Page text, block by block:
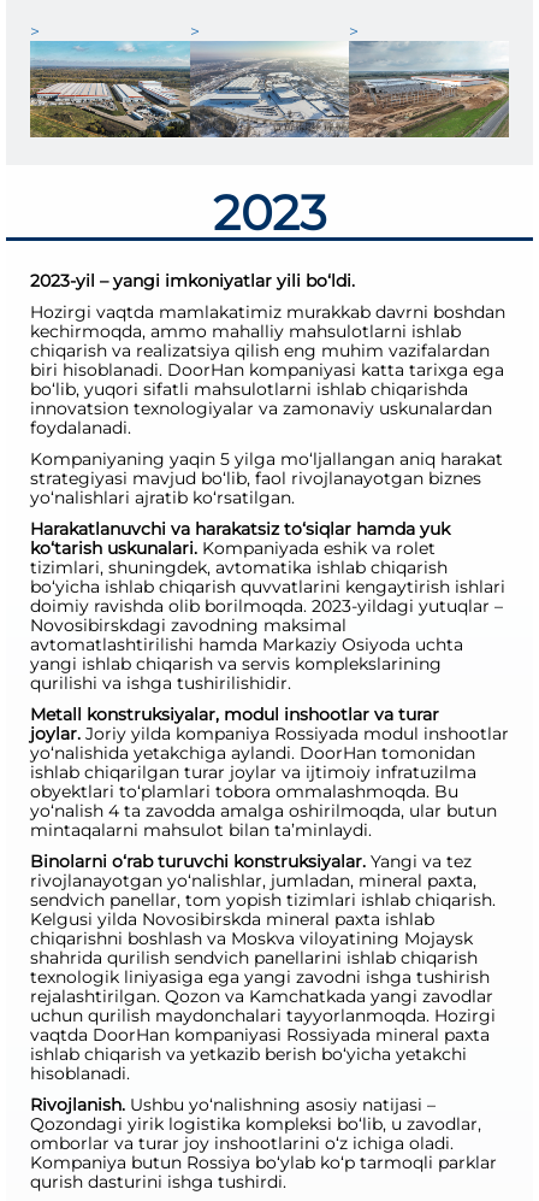
>
> >
2023
2023-yil – yangi imkoniyatlar yili bo‘ldi.
Hozirgi vaqtda mamlakatimiz murakkab davrni boshdan
kechirmoqda, ammo mahalliy mahsulotlarni ishlab
chiqarish va realizatsiya qilish eng muhim vazifalardan
biri hisoblanadi. DoorHan kompaniyasi katta tarixga ega
bo‘lib, yuqori sifatli mahsulotlarni ishlab chiqarishda
innovatsion texnologiyalar va zamonaviy uskunalardan
foydalanadi.
Kompaniyaning yaqin 5 yilga mo‘ljallangan aniq harakat
strategiyasi mavjud bo‘lib, faol rivojlanayotgan biznes
yo‘nalishlari ajratib ko‘rsatilgan.
Harakatlanuvchi va harakatsiz to‘siqlar hamda yuk
ko‘tarish uskunalari. Kompaniyada eshik va rolet
tizimlari, shuningdek, avtomatika ishlab chiqarish
bo‘yicha ishlab chiqarish quvvatlarini kengaytirish ishlari
doimiy ravishda olib borilmoqda. 2023-yildagi yutuqlar –
Novosibirskdagi zavodning maksimal
avtomatlashtirilishi hamda Markaziy Osiyoda uchta
yangi ishlab chiqarish va servis komplekslarining
qurilishi va ishga tushirilishidir.
Metall konstruksiyalar, modul inshootlar va turar
joylar. Joriy yilda kompaniya Rossiyada modul inshootlar
yo‘nalishida yetakchiga aylandi. DoorHan tomonidan
ishlab chiqarilgan turar joylar va ijtimoiy infratuzilma
obyektlari to‘plamlari tobora ommalashmoqda. Bu
yo‘nalish 4 ta zavodda amalga oshirilmoqda, ular butun
mintaqalarni mahsulot bilan ta’minlaydi.
Binolarni o‘rab turuvchi konstruksiyalar. Yangi va tez
rivojlanayotgan yo‘nalishlar, jumladan, mineral paxta,
sendvich panellar, tom yopish tizimlari ishlab chiqarish.
Kelgusi yilda Novosibirskda mineral paxta ishlab
chiqarishni boshlash va Moskva viloyatining Mojaysk
shahrida qurilish sendvich panellarini ishlab chiqarish
texnologik liniyasiga ega yangi zavodni ishga tushirish
rejalashtirilgan. Qozon va Kamchatkada yangi zavodlar
uchun qurilish maydonchalari tayyorlanmoqda. Hozirgi
vaqtda DoorHan kompaniyasi Rossiyada mineral paxta
ishlab chiqarish va yetkazib berish bo‘yicha yetakchi
hisoblanadi.
Rivojlanish. Ushbu yo‘nalishning asosiy natijasi –
Qozondagi yirik logistika kompleksi bo‘lib, u zavodlar,
omborlar va turar joy inshootlarini o‘z ichiga oladi.
Kompaniya butun Rossiya bo‘ylab ko‘p tarmoqli parklar
qurish dasturini ishga tushirdi.